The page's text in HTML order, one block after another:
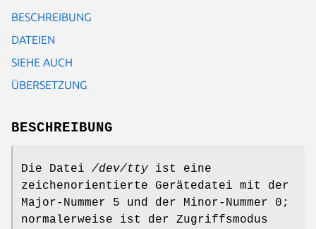
BESCHREIBUNG
DATEIEN
SIEHE AUCH
ÜBERSETZUNG
BESCHREIBUNG
Die Datei /dev/tty ist eine
zeichenorientierte Gerätedatei mit der
Major-Nummer 5 und der Minor-Nummer 0;
normalerweise ist der Zugriffsmodus